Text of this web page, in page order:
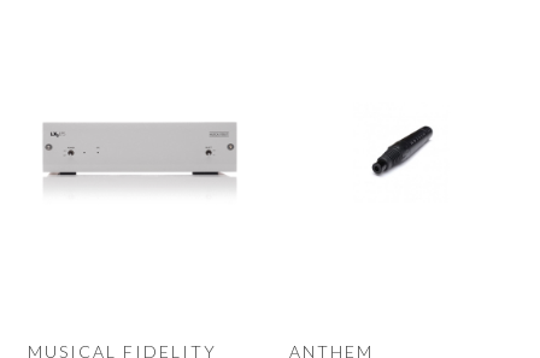
MUSICAL FIDELITY ANTHEM